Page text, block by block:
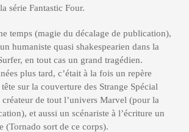
série Fantastic Four.
temps (magie du décalage de publication),
humaniste quasi shakespearien dans la
en tout cas un grand tragédien.
plus tard, c’était à la fois un repère
sur la couverture des Strange Spécial
de tout l’univers Marvel (pour la
et aussi un scénariste à l’écriture un
(Tornado sort de ce corps).